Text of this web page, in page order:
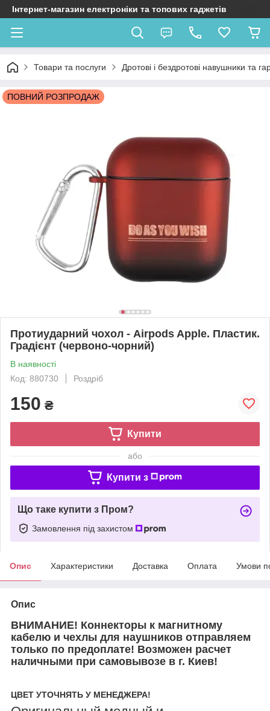
Інтернет-магазин електроніки та топових гаджетів
Товари та послуги Дротові і бездротові навушники та
ПОВНИЙ РОЗПРОДАЖ
Протиударний чохол - Airpods Apple. Пластик.
Градієнт (червоно-чорний)
В наявності
Код: 880730
Роздріб
150 ₴
Купити
або
Купити з
Що таке купити з Пром?
Замовлення під захистом
Опис Характеристики Доставка Оплата Умови
Опис
ВНИМАНИЕ! Коннекторы к магнитному
кабелю и чехлы для наушников отправляем
только по предоплате! Возможен расчет
наличными при самовывозе в г. Киев!
ЦВЕТ УТОЧНЯТЬ У МЕНЕДЖЕРА!